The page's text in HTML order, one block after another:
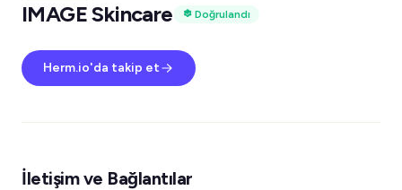
IMAGE Skincare
Doğrulandı
Herm.io'da takip et
İletişim ve Bağlantılar